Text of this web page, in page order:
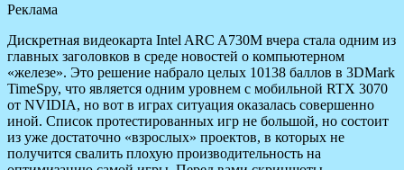
Реклама
Дискретная видеокарта Intel ARC A730M вчера стала одним из
главных заголовков в среде новостей о компьютерном
«железе». Это решение набрало целых 10138 баллов в 3DMark
TimeSpy, что является одним уровнем с мобильной RTX 3070
от NVIDIA, но вот в играх ситуация оказалась совершенно
иной. Список протестированных игр не большой, но состоит
из уже достаточно «взрослых» проектов, в которых не
получится свалить плохую производительность на